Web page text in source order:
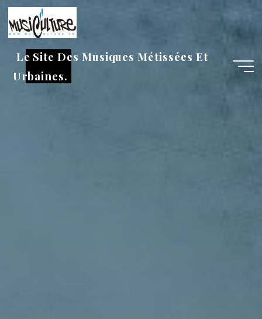
Aller
au
contenu
Le Site Des Musiques Métissées Et
Urbaines.